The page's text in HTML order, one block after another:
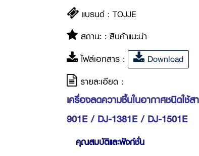
แบรนด์ : TOJJE
สถานะ : สินค้าแนะนำ
ไฟล์เอกสาร :
Download
รายละเอียด :
เครื่องลดความชื้นในอากาศชนิดใ
901E / DJ-1381E / DJ-1501E
คุณสมบัติและฟังก์ชั่น